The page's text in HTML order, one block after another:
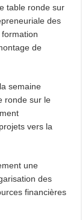
table ronde sur
des
de
semaine
ronde sur le
vers la
une
des
financières